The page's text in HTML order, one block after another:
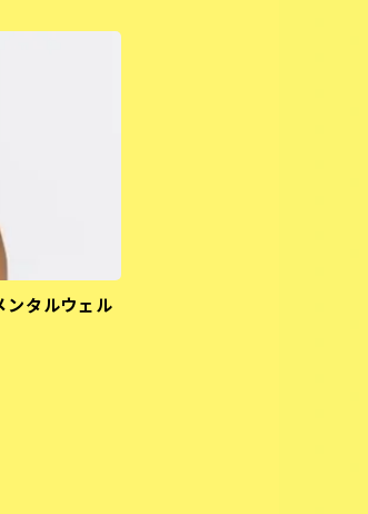
ンタルウェル